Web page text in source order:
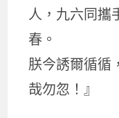
人，九六同攜
春。
朕今誘爾循循
哉勿忽！』